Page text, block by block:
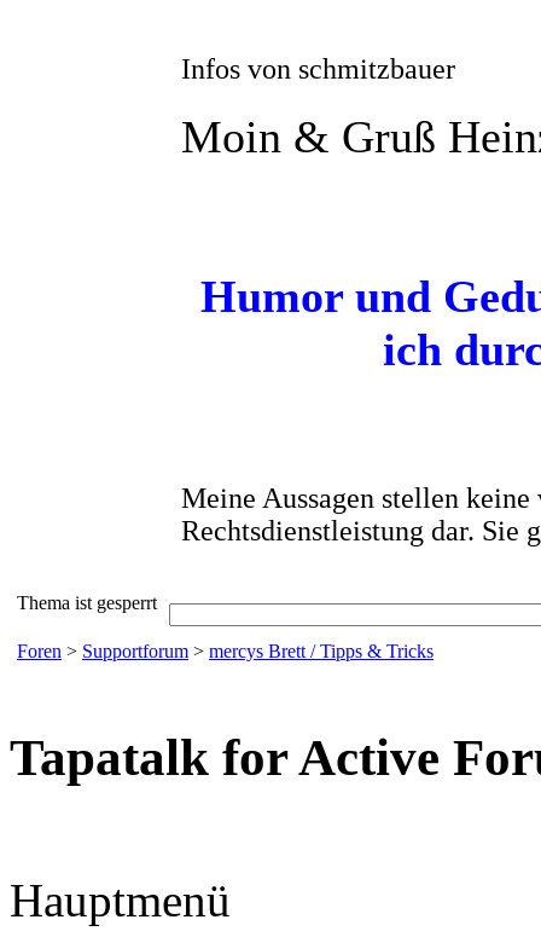
Infos von schmitzbauer
Moin & Gruß
Humor und
ich
Meine Aussagen stellen
Rechtsdienstleistung dar. Sie
Thema ist gesperrt
Foren > Supportforum > mercys Brett / Tipps & Tricks
Tapatalk for Active
Hauptmenü